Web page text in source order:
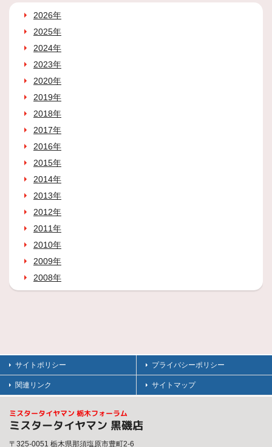
2026年
2025年
2024年
2023年
2020年
2019年
2018年
2017年
2016年
2015年
2014年
2013年
2012年
2011年
2010年
2009年
2008年
サイトポリシー プライバシーポリシー
関連リンク サイトマップ
ミスタータイヤマン 栃木フォーラム
ミスタータイヤマン 黒磯店
〒325-0051 栃木県那須塩原市豊町2-6